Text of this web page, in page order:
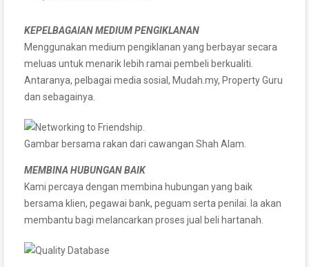
KEPELBAGAIAN MEDIUM PENGIKLANAN
Menggunakan medium pengiklanan yang berbayar secara
meluas untuk menarik lebih ramai pembeli berkualiti.
Antaranya, pelbagai media sosial, Mudah.my, Property Guru
dan sebagainya.
Gambar bersama rakan dari cawangan Shah Alam.
MEMBINA HUBUNGAN BAIK
Kami percaya dengan membina hubungan yang baik
bersama klien, pegawai bank, peguam serta penilai. Ia akan
membantu bagi melancarkan proses jual beli hartanah.